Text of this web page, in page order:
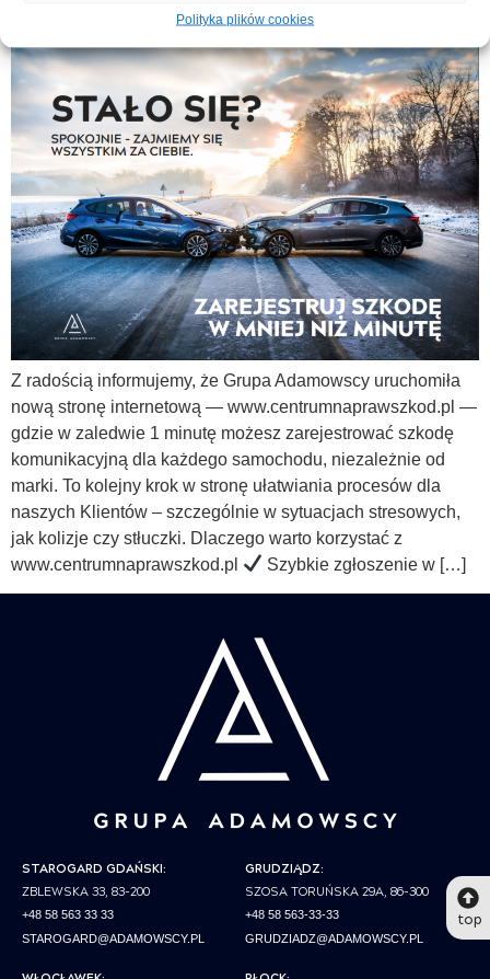
Polityka plików cookies
top
Z radością informujemy, że Grupa Adamowscy uruchomiła
nową stronę internetową — www.centrumnaprawszkod.pl —
gdzie w zaledwie 1 minutę możesz zarejestrować szkodę
komunikacyjną dla każdego samochodu, niezależnie od
marki. To kolejny krok w stronę ułatwiania procesów dla
naszych Klientów – szczególnie w sytuacjach stresowych,
jak kolizje czy stłuczki. Dlaczego warto korzystać z
www.centrumnaprawszkod.pl
Szybkie zgłoszenie w […]
STAROGARD GDAŃSKI:
ZBLEWSKA 33, 83-200
+48 58 563 33 33
STAROGARD@ADAMOWSCY.PL
GRUDZIĄDZ:
SZOSA TORUŃSKA 29A, 86-300
+48 58 563-33-33
GRUDZIADZ@ADAMOWSCY.PL